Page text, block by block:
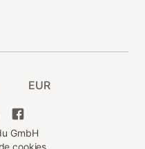
EUR
GmbH
cookies